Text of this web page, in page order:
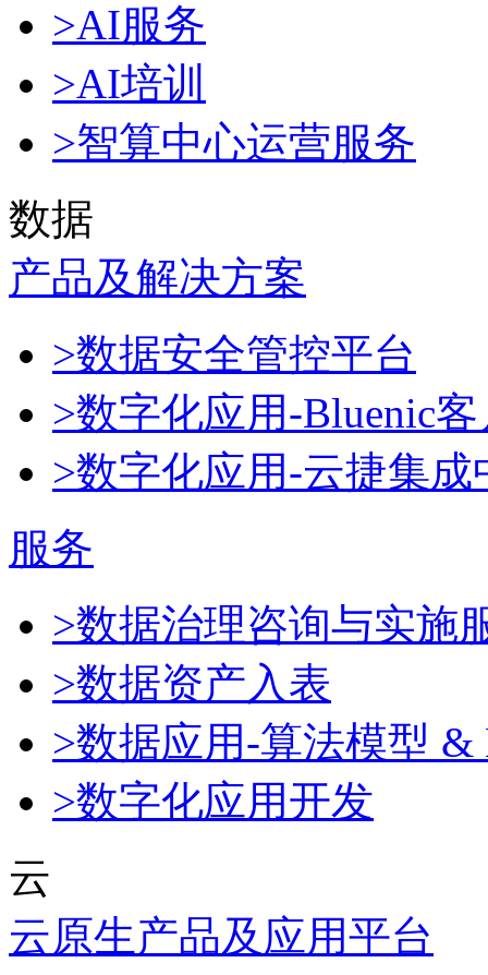
>AI服务
>AI培训
>智算中心运营服务
数据
产品及解决方案
>数据安全管控平台
>数字化应用-Bluenic
>数字化应用-云捷集成
服务
>数据治理咨询与实施
>数据资产入表
>数据应用-算法模型 &
>数字化应用开发
云
云原生产品及应用平台